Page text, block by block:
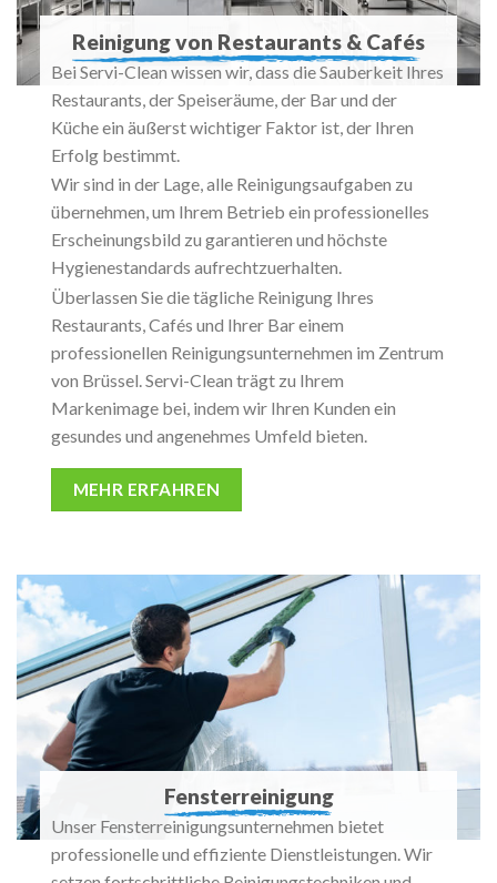
Reinigung von Restaurants & Cafés
Bei Servi-Clean wissen wir, dass die Sauberkeit Ihres
Restaurants, der Speiseräume, der Bar und der
Küche ein äußerst wichtiger Faktor ist, der Ihren
Erfolg bestimmt.
Wir sind in der Lage, alle Reinigungsaufgaben zu
übernehmen, um Ihrem Betrieb ein professionelles
Erscheinungsbild zu garantieren und höchste
Hygienestandards aufrechtzuerhalten.
Überlassen Sie die tägliche Reinigung Ihres
Restaurants, Cafés und Ihrer Bar einem
professionellen Reinigungsunternehmen im Zentrum
von Brüssel. Servi-Clean trägt zu Ihrem
Markenimage bei, indem wir Ihren Kunden ein
gesundes und angenehmes Umfeld bieten.
MEHR ERFAHREN
Fensterreinigung
Unser Fensterreinigungsunternehmen bietet
professionelle und effiziente Dienstleistungen. Wir